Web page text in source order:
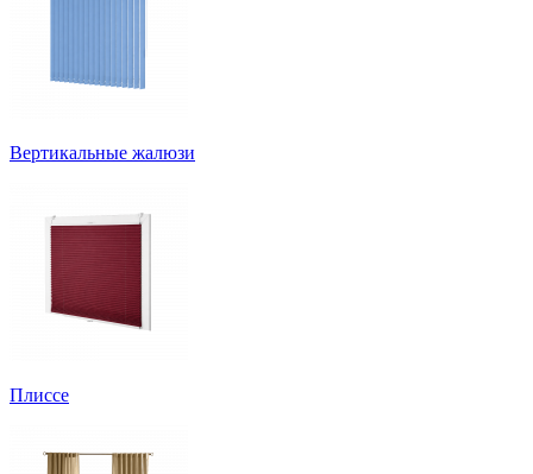
Вертикальные жалюзи
Плиссе